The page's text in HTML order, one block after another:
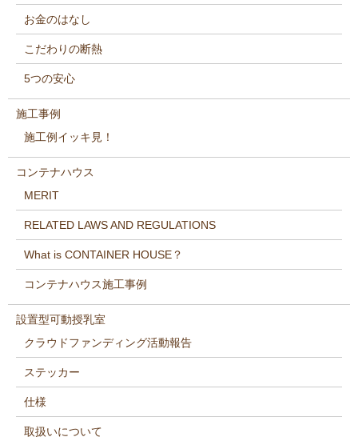
お金のはなし
こだわりの断熱
5つの安心
施工事例
施工例イッキ見！
コンテナハウス
MERIT
RELATED LAWS AND REGULATIONS
What is CONTAINER HOUSE？
コンテナハウス施工事例
設置型可動授乳室
クラウドファンディング活動報告
ステッカー
仕様
取扱いについて